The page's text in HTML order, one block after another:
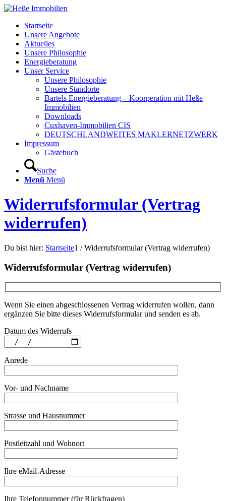
Startseite
Unsere Angebote
Aktuelles
Unsere Philosophie
Energieberatung
Unser Service
Unsere Philosophie
Unsere Standorte
Bartels Energieberatung – Koorperation mit Heße
Immobilien
Downloads
Cuxhaven-Immobilien CIS
DEUTSCHLANDWEITES MAKLERNETZWERK
Impressum
Gästebuch
Suche
Menü Menü
Widerrufsformular (Vertrag
widerrufen)
Du bist hier: Startseite1 / Widerrufsformular (Vertrag widerrufen)
Widerrufsformular (Vertrag widerrufen)
Wenn Sie einen abgeschlossenen Vertrag widerrufen wollen, dann
ergänzen Sie bitte dieses Widerrufsformular und senden es ab.
Datum des Widerrufs
Anrede
Vor- und Nachname
Strasse und Hausnummer
Postleitzahl und Wohnort
Ihre eMail-Adresse
Ihre Telefonnummer (für Rückfragen)